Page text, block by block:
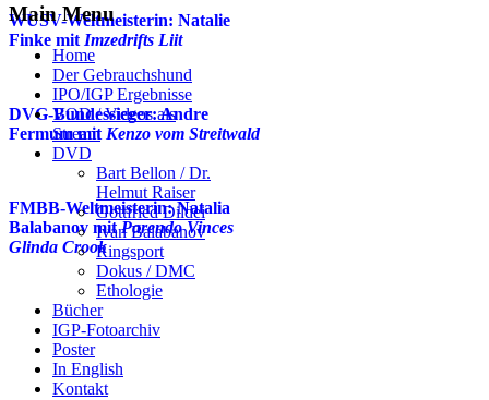
WUSV-Weltmeisterin: Natalie
Finke mitImzedrifts Liit
DVG-Bundessieger: Andre
Fermum mitKenzo vom Streitwald
FMBB-Weltmeisterin: Natalia
Balabanov mitParendo Vinces
Glinda Crook
Main Menu
Home
Der Gebrauchshund
IPO/IGP Ergebnisse
VOD / Videos als
Stream
DVD
Bart Bellon / Dr.
Helmut Raiser
Gottfried Dildei
Ivan Balabanov
Ringsport
Dokus / DMC
Ethologie
Bücher
IGP-Fotoarchiv
Poster
In English
Kontakt